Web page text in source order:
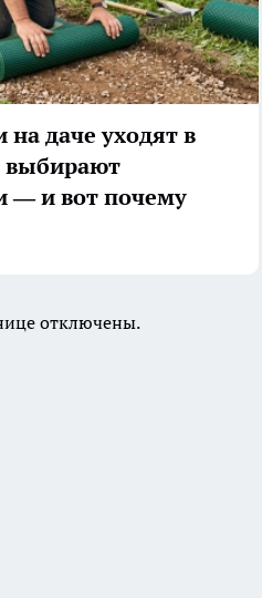
даче уходят в
выбирают
— и вот почему
отключены.